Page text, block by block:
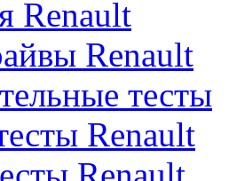
Renault
Renault
тесты
Renault